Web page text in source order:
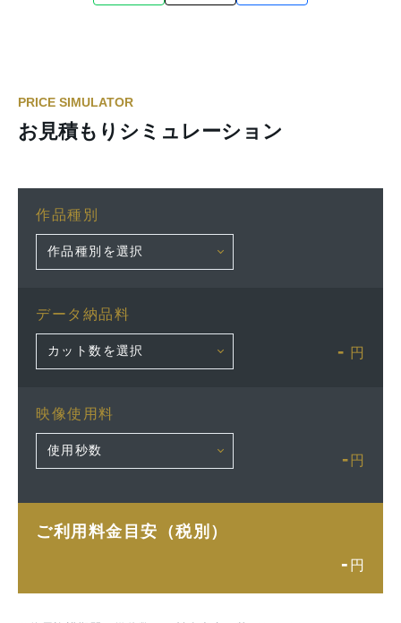
PRICE SIMULATOR
お見積もりシミュレーション
作品種別
データ納品料
- 円
映像使用料
- 円
ご利用料金目安（税別）
- 円